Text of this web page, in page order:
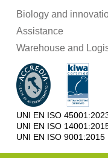
Biology and
Assistance
Warehouse and
UNI EN ISO
UNI EN ISO
UNI EN ISO 9001:2015